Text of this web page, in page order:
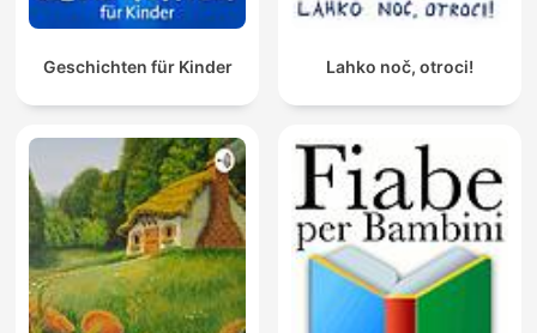
Geschichten für Kinder Lahko noč, otroci!